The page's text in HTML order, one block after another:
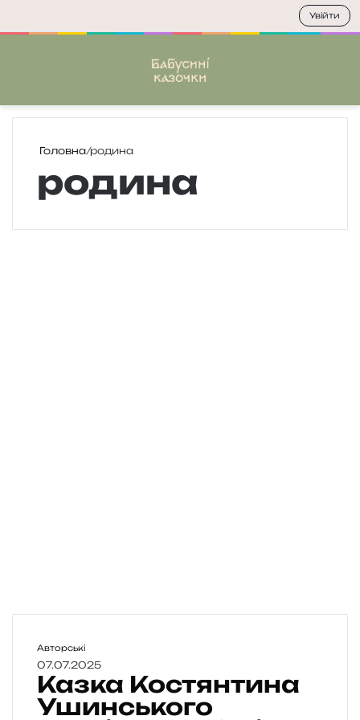
Головна/родина
родина
К
а
к
а
Авторські
07.07.2025
Казка Костянтина
Ушинського
Увійти